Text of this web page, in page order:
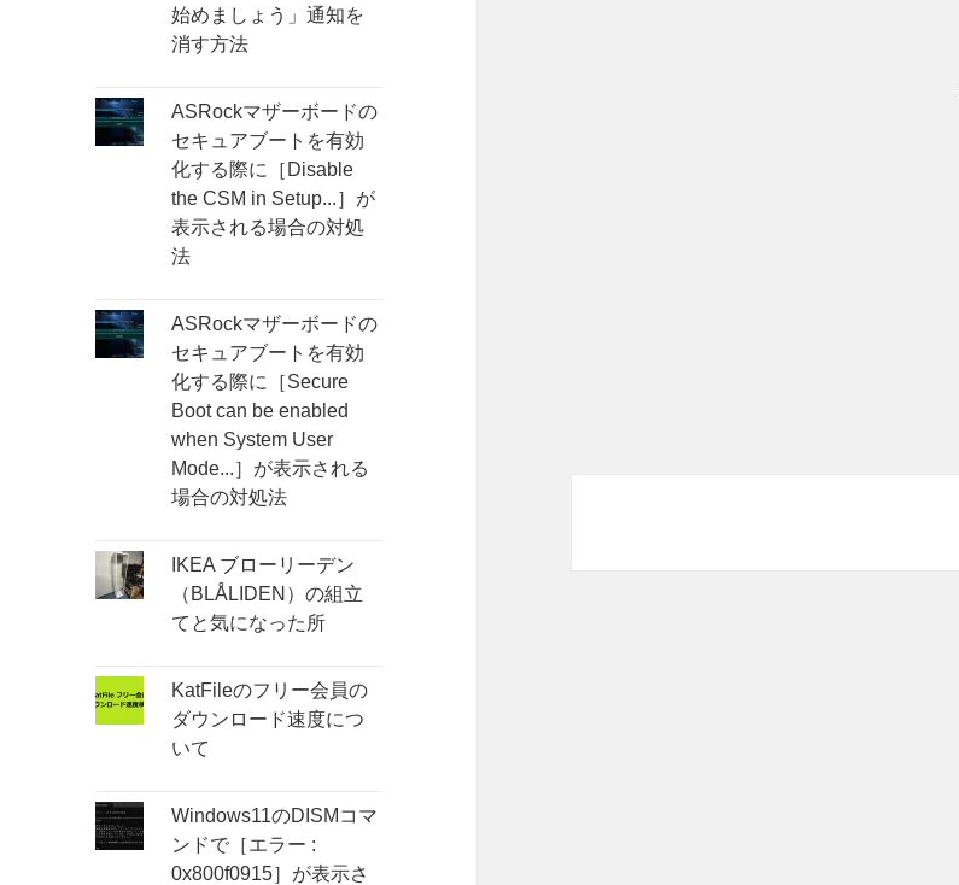
始めましょう」通知を
消す方法
ASRockマザーボードの
セキュアブートを有効
化する際に［Disable
the CSM in Setup...］が
表示される場合の対処
法
ASRockマザーボードの
セキュアブートを有効
化する際に［Secure
Boot can be enabled
when System User
Mode...］が表示される
場合の対処法
IKEA ブローリーデン
（BLÅLIDEN）の組立
てと気になった所
KatFileのフリー会員の
ダウンロード速度につ
いて
Windows11のDISMコマ
ンドで［エラー :
0x800f0915］が表示さ